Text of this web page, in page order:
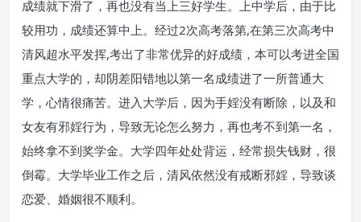
成绩就下滑了，再也没有当上三好学生。上中学后，由于比
较用功，成绩还算中上。经过2次高考落第,在第三次高考中
清风超水平发挥,考出了非常优异的好成绩，本可以考进全国
重点大学的，却阴差阳错地以第一名成绩进了一所普通大
学，心情很痛苦。进入大学后，因为手婬没有断除，以及和
女友有邪婬行为，导致无论怎么努力，再也考不到第一名，
始终拿不到奖学金。大学四年处处背运，经常损失钱财，很
倒霉。大学毕业工作之后，清风依然没有戒断邪婬，导致谈
恋爱、婚姻很不顺利。